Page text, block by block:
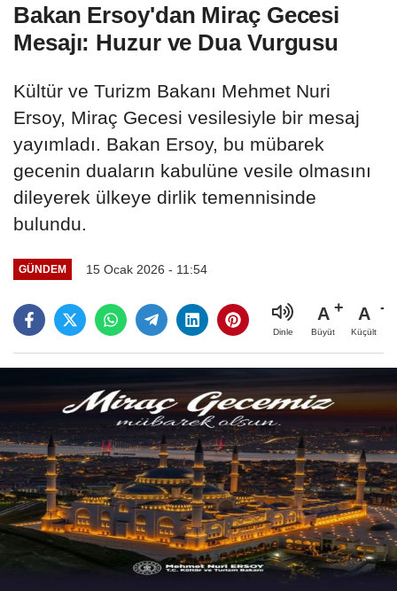
Bakan Ersoy'dan Miraç Gecesi
Mesajı: Huzur ve Dua Vurgusu
Kültür ve Turizm Bakanı Mehmet Nuri
Ersoy, Miraç Gecesi vesilesiyle bir mesaj
yayımladı. Bakan Ersoy, bu mübarek
gecenin duaların kabulüne vesile olmasını
dileyerek ülkeye dirlik temennisinde
bulundu.
GÜNDEM 15 Ocak 2026 - 11:54
Dinle
A
Büyüt
A
Küçült